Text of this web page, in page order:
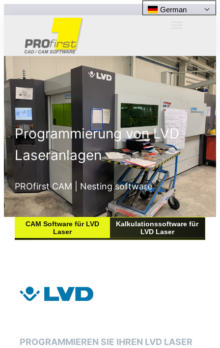
German
Programmierung von LVD
Laseranlagen
PROfirst CAM | Nesting software
CAM Software für LVD
Laser
Kalkulationssoftware für
LVD Laser
PROGRAMMIEREN SIE IHREN LVD LASER